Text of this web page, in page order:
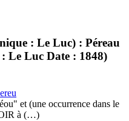
: Le Luc) : Péreau
Le Luc Date : 1848)
et (une occurrence dans le
à (…)